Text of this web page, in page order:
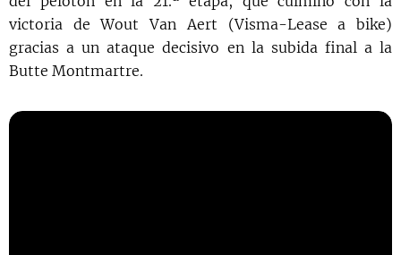
victoria de Wout Van Aert (Visma-Lease a bike)
gracias a un ataque decisivo en la subida final a la
Butte Montmartre.